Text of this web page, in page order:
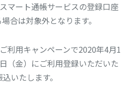
マート通帳サービスの登録口座
合は対象外となります。
利用キャンペーンで2020年4月1
（金）にご利用登録いただいた
いたします。